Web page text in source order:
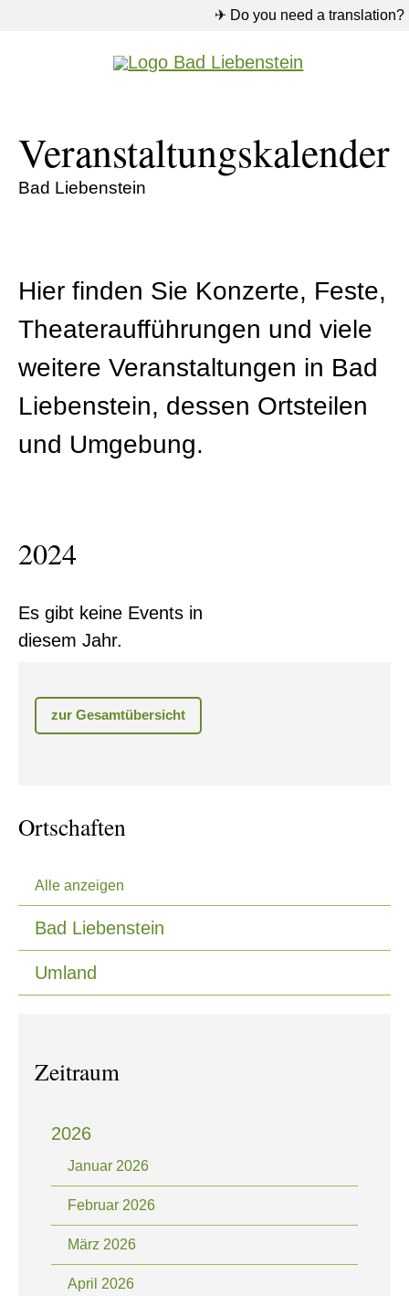
✈ Do you need a translation?
Veranstaltungskalender
Bad Liebenstein
Hier finden Sie Konzerte, Feste,
Theateraufführungen und viele
weitere Veranstaltungen in Bad
Liebenstein, dessen Ortsteilen
und Umgebung.
2024
Es gibt keine Events in
diesem Jahr.
zur Gesamtübersicht
Ortschaften
Alle anzeigen
Bad Liebenstein
Umland
Zeitraum
2026
Januar 2026
Februar 2026
März 2026
April 2026